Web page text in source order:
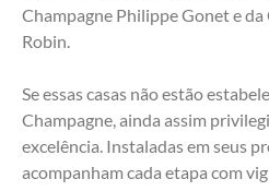
Champagne Philippe Gonet e
Robin.
Se essas casas não estão
Champagne, ainda assim
excelência. Instaladas em seus
acompanham cada etapa com